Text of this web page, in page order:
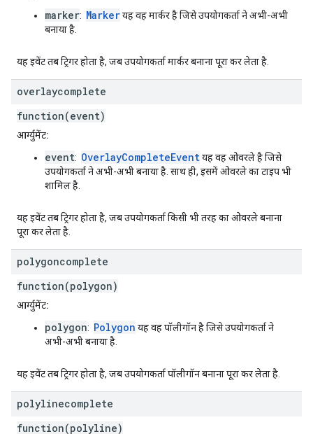
marker: Markerयह वह मार्कर है जिसे उपयोगकर्ता ने अभी-अभी
बनाया है.
यह इवेंट तब ट्रिगर होता है, जब उपयोगकर्ता मार्कर बनाना पूरा कर लेता है.
overlaycomplete
function(event)
आर्ग्युमेंट:
event: OverlayCompleteEventयह वह ओवरले है जिसे
उपयोगकर्ता ने अभी-अभी बनाया है. साथ ही, इसमें ओवरले का टाइप भी
शामिल है.
यह इवेंट तब ट्रिगर होता है, जब उपयोगकर्ता किसी भी तरह का ओवरले बनाना
पूरा कर लेता है.
polygoncomplete
function(polygon)
आर्ग्युमेंट:
polygon: Polygon यह वह पॉलीगॉन है जिसे उपयोगकर्ता ने
अभी-अभी बनाया है.
यह इवेंट तब ट्रिगर होता है, जब उपयोगकर्ता पॉलीगॉन बनाना पूरा कर लेता है.
polylinecomplete
function(polyline)